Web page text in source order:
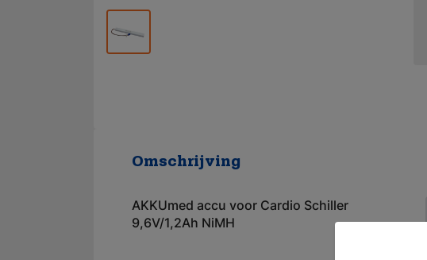
Omschrijving
AKKUmed accu voor Cardio Schiller
9,6V/1,2Ah NiMH